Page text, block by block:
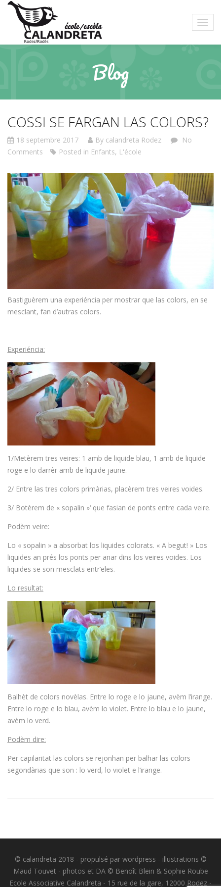
Blog
COSSI SE FARGAN LAS COLORS?
18 septembre 2017 By calandreta Rodez
No
Comments
Posted in Enfants, L'école
Bastiguèrem una experiéncia per mostrar que las colors, en se
mesclant, fan d’autras colors.
Experiéncia:
1/Metèrem tres veires: 1 amb de liquide blau, 1 amb de liquide
roge e lo darrèr amb de liquide jaune.
2/ Entre las tres colors primàrias, placèrem tres veires voides.
3/ Botèrem de « sopalin »‘ que fasian de ponts entre cada veire.
Podèm veire:
Lo « sopalin » a absorbat los liquides colorats. « A begut! » Los
liquides an prés los ponts per anar dins los veires voides. Los
liquides se son mesclats entr’eles.
Lo resultat:
Balhèt de colors novèlas. Entre lo roge e lo jaune, avèm l’irange.
Entre lo roge e lo blau, avèm lo violet. Entre lo blau e lo jaune,
avèm lo verd.
Podèm dire:
Per capilaritat las colors se rejonhan per balhar las colors
segondàrias que son : lo verd, lo violet e l’irange.
© calandreta 2018 - propulsé par wordpress - illustrations ©
Maud Touvet - photos et DA © Benoît Blein & Sophie Roube
Ecole Associative Calandreta - 15 rue de la gare, 12000 Rodez -